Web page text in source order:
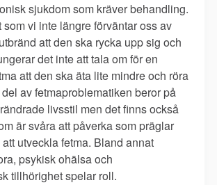
sjukdom som kräver behandling.
som vi inte längre förväntar oss av
att den ska rycka upp sig och
det inte att tala om för en
att den ska äta lite mindre och röra
av fetmaproblematiken beror på
livsstil men det finns också
är svåra att påverka som präglar
utveckla fetma. Bland annat
psykisk ohälsa och
tillhörighet spelar roll.